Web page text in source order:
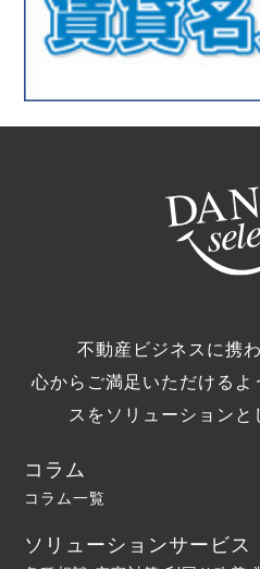
不動産ビジネスに携
心からご満足いただける
スをソリューションと
コラム
コラム一覧
ソリューションサービス